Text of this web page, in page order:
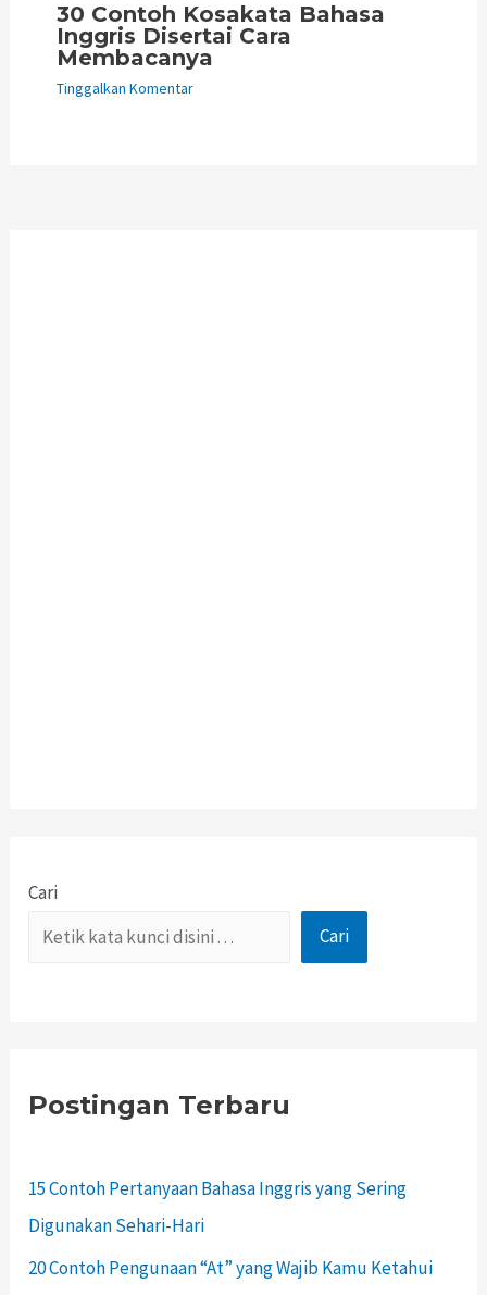
30 Contoh Kosakata Bahasa
Inggris Disertai Cara
Membacanya
Tinggalkan Komentar
Cari
Cari
Postingan Terbaru
15 Contoh Pertanyaan Bahasa Inggris yang Sering
Digunakan Sehari-Hari
20 Contoh Pengunaan “At” yang Wajib Kamu Ketahui